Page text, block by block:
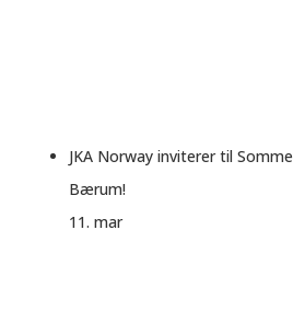
JKA Norway inviterer til
Bærum!
11. mar